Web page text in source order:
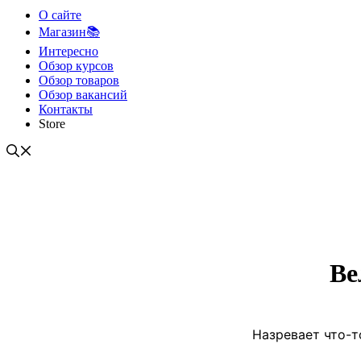
О сайте
Магазин📚
Интересно
Обзор курсов
Обзор товаров
Обзор вакансий
Контакты
Store
Назревает что-